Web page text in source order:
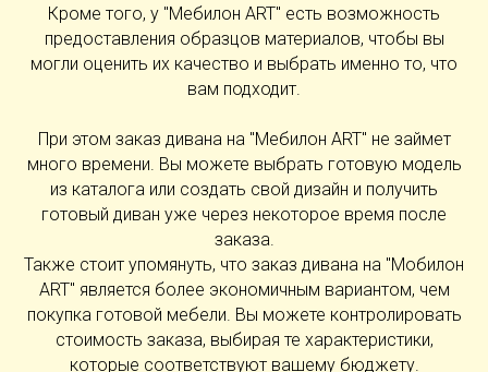
Кроме того, у "Мебилон ART" есть возможность
предоставления образцов материалов, чтобы вы
могли оценить их качество и выбрать именно то, что
вам подходит.
При этом заказ дивана на "Мебилон ART" не займет
много времени. Вы можете выбрать готовую модель
из каталога или создать свой дизайн и получить
готовый диван уже через некоторое время после
заказа.
Также стоит упомянуть, что заказ дивана на "Мобилон
ART" является более экономичным вариантом, чем
покупка готовой мебели. Вы можете контролировать
стоимость заказа, выбирая те характеристики,
которые соответствуют вашему бюджету.